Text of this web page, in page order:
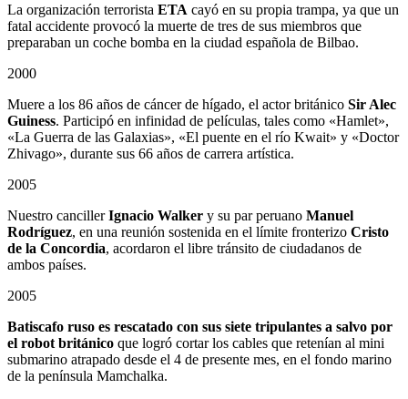
La organización terrorista ETA cayó en su propia trampa, ya que un
fatal accidente provocó la muerte de tres de sus miembros que
preparaban un coche bomba en la ciudad española de Bilbao.
2000
Muere a los 86 años de cáncer de hígado, el actor británico Sir Alec
Guiness. Participó en infinidad de películas, tales como «Hamlet»,
«La Guerra de las Galaxias», «El puente en el río Kwait» y «Doctor
Zhivago», durante sus 66 años de carrera artística.
2005
Nuestro cancillerIgnacio Walker y su par peruano Manuel
Rodríguez, en una reunión sostenida en el límite fronterizo Cristo
de la Concordia, acordaron el libre tránsito de ciudadanos de
ambos países.
2005
Batiscafo ruso es rescatado con sus siete tripulantes a salvo por
el robot británico que logró cortar los cables que retenían al mini
submarino atrapado desde el 4 de presente mes, en el fondo marino
de la península Mamchalka.